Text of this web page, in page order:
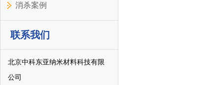
消杀案例
联系我们
北京中科东亚纳米材料科技有限
公司